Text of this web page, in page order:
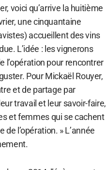
voici qu’arrive la huitième
une cinquantaine
accueillent des vins
L’idée : les vignerons
l’opération pour rencontrer
Pour Mickaël Rouyer,
et de partage par
travail et leur savoir-faire,
et femmes qui se cachent
l’opération. » L’année